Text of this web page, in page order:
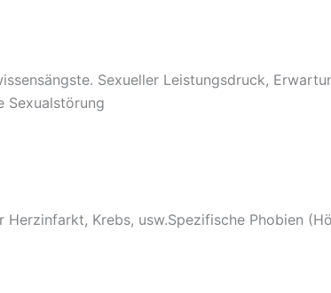
Sexueller Leistungsdruck,
Sexualstörung
Krebs, usw.Spezifische Phobien